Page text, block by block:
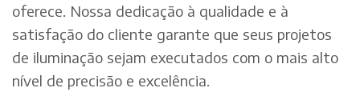
oferece. Nossa dedicação à qualidade e à
satisfação do cliente garante que seus projetos
de iluminação sejam executados com o mais alto
nível de precisão e excelência.